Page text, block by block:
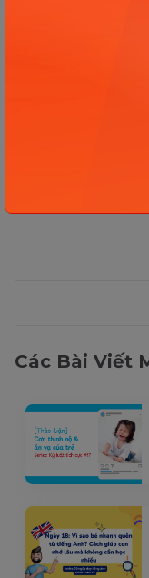
Thông tin
mục đích
không cần
kiểm tra lại
hệ trực tiếp
Các Bài Viết